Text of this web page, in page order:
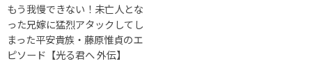
もう我慢できない！未亡人とな
った兄嫁に猛烈アタックしてし
まった平安貴族・藤原惟貞のエ
ピソード【光る君へ 外伝】